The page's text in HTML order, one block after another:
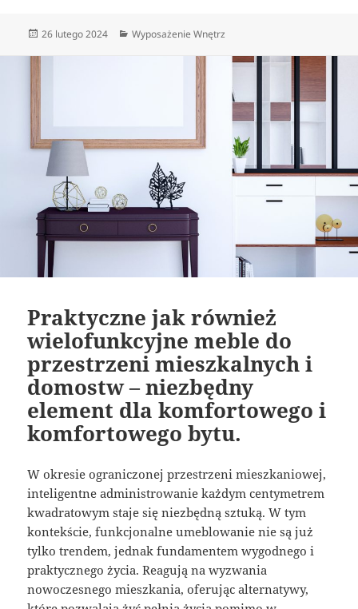
Data
26 lutego 2024 Kategorie
Wyposażenie Wnętrz
Praktyczne jak również
wielofunkcyjne meble do
przestrzeni mieszkalnych i
domostw – niezbędny
element dla komfortowego i
komfortowego bytu.
W okresie ograniczonej przestrzeni mieszkaniowej,
inteligentne administrowanie każdym centymetrem
kwadratowym staje się niezbędną sztuką. W tym
kontekście, funkcjonalne umeblowanie nie są już
tylko trendem, jednak fundamentem wygodnego i
praktycznego życia. Reagują na wyzwania
nowoczesnego mieszkania, oferując alternatywy,